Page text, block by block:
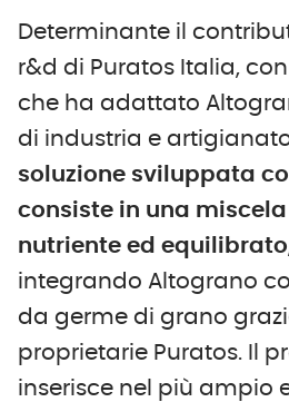
Determinante il
r&d di Puratos Italia,
che ha adattato
di industria e
soluzione sviluppata
consiste in una
nutriente ed equilibrato
integrando Altograno
da germe di grano
proprietarie Puratos. Il
inserisce nel più ampio